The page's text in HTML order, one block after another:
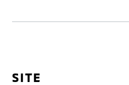
SITE